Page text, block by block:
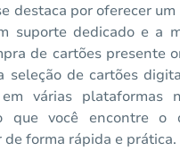
destaca por oferecer
suporte dedicado e a
de cartões presente
seleção de cartões
várias plataformas
que você encontre o
de forma rápida e prática.